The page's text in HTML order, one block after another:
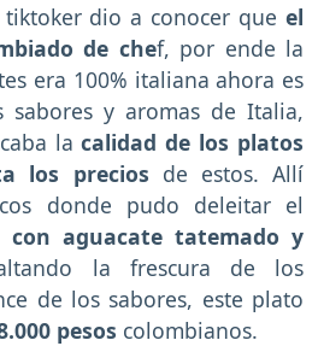
dio a conocer que el
de chef, por ende la
era 100% italiana ahora es
sabores y aromas de Italia,
lacalidad de los platos
los precios de estos. Allí
donde pudo deleitar el
con aguacate tatemado y
la frescura de los
de los sabores, este plato
pesos colombianos.